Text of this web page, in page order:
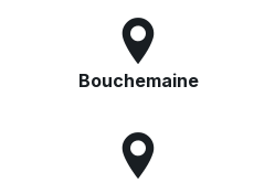
Bouchemaine